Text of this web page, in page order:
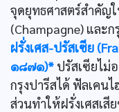
จุดยุทธศาสตร์สำคัญ
(Champagne) และก
ฝรั่งเศส-ปรัสเซีย
๑๘๗๑)* ปรัสเซียไม่
กรุงปารีสได้ ฟัลเคน
ส่วนทำให้ฝรั่งเศสเสี